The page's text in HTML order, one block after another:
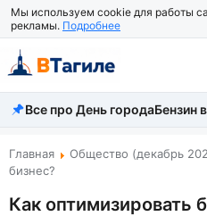
Мы используем cookie для работы
рекламы. Подробнее
Все новости
Происшествия
Все про День городаБензин
Главная Общество (декабрь
бизнес?
Как оптимизировать